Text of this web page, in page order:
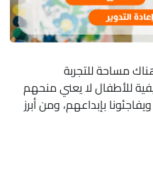
مساحة للتجربة
للأطفال لا يعني منحهم
بإبداعهم، ومن أبرز